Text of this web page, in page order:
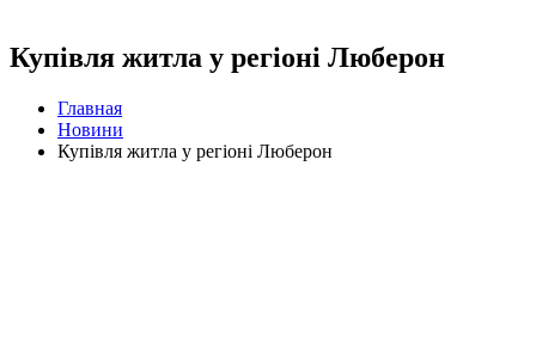
Купівля житла у регіоні Люберон
Главная
Новини
Купівля житла у регіоні Люберон